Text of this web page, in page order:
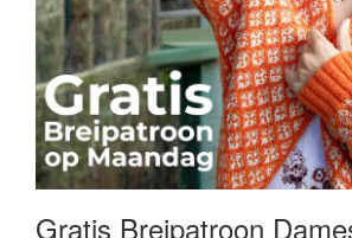
Gratis Breipatroon